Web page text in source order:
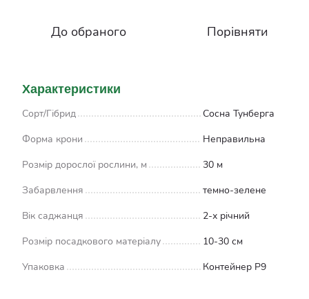
До обраного Порівняти
Характеристики
Сорт/Гібрид
Сосна Тунберга
Форма крони
Неправильна
Розмір дорослої рослини, м
30 м
Забарвлення
темно-зелене
Вік саджанця
2-х річний
Розмір посадкового матеріалу
10-30 см
Упаковка
Контейнер Р9